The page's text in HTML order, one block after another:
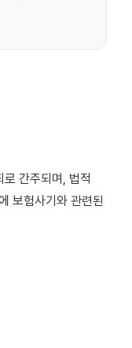
보험사기와 관련된